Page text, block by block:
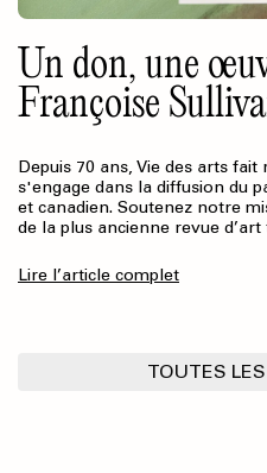
TOUTES
Un don, une
Françoise
Depuis 70 ans, Vie des arts
s'engage dans la diffusion du
et canadien. Soutenez notre
de la plus ancienne revue
Lire l’article complet